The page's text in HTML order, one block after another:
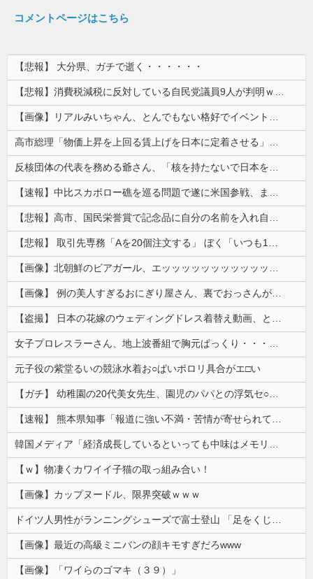
コメントページはこちら
【悲報】 大分県、ガチで逝く・・・・・・
【悲報】消費税減税に反対している自民党議員9人が判明ｗｗｗｗｗｗ
【画像】リアルみいちゃん、とんでもない格好でイベント出演するwwwwwwwwww
高市総理「物価上昇を上回る賃上げを日本に定着させる」⇒ 国家公務員月給3.51％増へ
反核団体の代表を務める爺さん、「核を持たないで日本を守れますか」と中学生に詰問された結果……
【速報】中比スカボロー礁を巡る問題で遂に米国参戦、まさかのこっち擁護であっち批判！！
【悲報】高市、国民栄誉賞で記念品に自分の名前を入れ自分メインのPV撮影して炎上中w w w w w w w w w
【悲報】 取引先専務「Aを20個注文する」 ぼく「いつも1～2個しか使わないけど本当に20であってる？」 取専「あってる」→結果『こう』なったんだが...
【画像】北朝鮮のビアガール、エッッッッッッッッッッッッッッッッッ！
【画像】 例の美人すぎるおにぎり屋さん、裏でおっさんが握っていたｗｗｗｗｗｗｗｗｗｗｗｗｗｗｗｗｗ
【盗撮】 日本の花嫁のウェディングドレス着替え動画、とんでもない神乳だと海外で話題に
女子プロレスラーさん、地上波番組で胸元ぱっくり・・・（※画像あり）
元子役の紫堂るいの競泳水着お○ぱいポロリ具合がエ□い
【ガチ】 幼稚園の20代美女先生、園児のパパとの浮気セ○クス動画が流出して終わる
【速報】 熊本県知事「報道に強い不満・苦情が寄せられている」→TBSの報道特集がまさにそれな件
韓国メディア「経済成長しているといっても中味はメモリ価格だけ。雇用増加見通しが半減してしまった」……韓国の内需不況は根強い状況っすね
【ｗ】物凄くカワイイ子猫の取っ組み合い！
【画像】カップヌードル、限界突破ｗｗｗ
ドイツ人男性がランニングシューズで富士登山 「足をくじいて動けない」
【画像】最近の高級ミニバンの顔キモすぎだろwww
【画像】「ワイらのゴマキ（３９）」